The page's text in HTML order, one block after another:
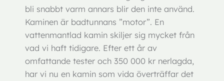
bli snabbt varm annars blir den inte använd.
Kaminen är badtunnans ”motor”. En
vattenmantlad kamin skiljer sig mycket från
vad vi haft tidigare. Efter ett år av
omfattande tester och 350 000 kr nerlagda,
har vi nu en kamin som vida överträffar det